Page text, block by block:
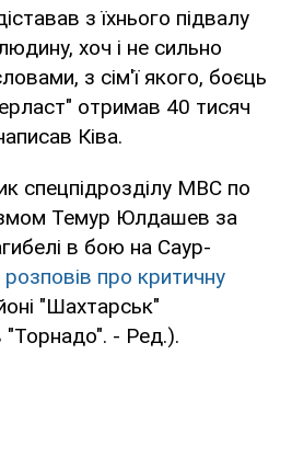
з їхнього підвалу
хоч і не сильно
з сім'ї якого, боєць
отримав 40 тисяч
Ківа.
спецпідрозділу МВС по
Темур Юлдашев за
в бою на Саур-
розповів про критичну
"Шахтарськ"
- Ред.).